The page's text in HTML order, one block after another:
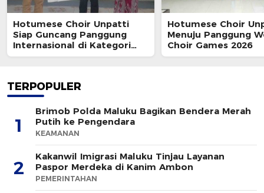
Hotumese Choir Unpatti
Siap Guncang Panggung
Internasional di Kategori
Gospel & Pop
Hotumese Choir
Menuju Panggung
Choir Games 2026
TERPOPULER
1
Brimob Polda Maluku Bagikan Bendera Merah
Putih ke Pengendara
KEAMANAN
2
Kakanwil Imigrasi Maluku Tinjau Layanan
Paspor Merdeka di Kanim Ambon
PEMERINTAHAN